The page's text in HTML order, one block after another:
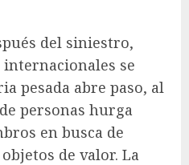
del siniestro,
se
pesada abre paso, al
personas hurga
en busca de
de valor. La